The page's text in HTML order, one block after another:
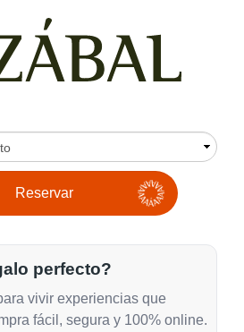
perfecto?
vivir experiencias que
fácil, segura y 100% online.